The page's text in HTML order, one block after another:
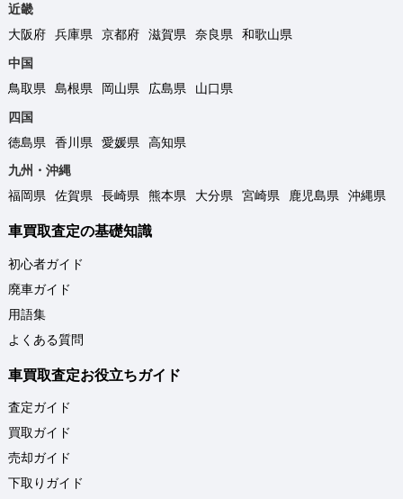
近畿
大阪府
兵庫県 京都府 滋賀県 奈良県
和歌山県
中国
鳥取県
島根県 岡山県 広島県
山口県
四国
徳島県
香川県 愛媛県
高知県
九州・沖縄
福岡県
佐賀県 長崎県 熊本県 大分県 宮崎県 鹿児島県 沖縄県
車買取査定の基礎知識
初心者ガイド
廃車ガイド
用語集
よくある質問
車買取査定お役立ちガイド
査定ガイド
買取ガイド
売却ガイド
下取りガイド